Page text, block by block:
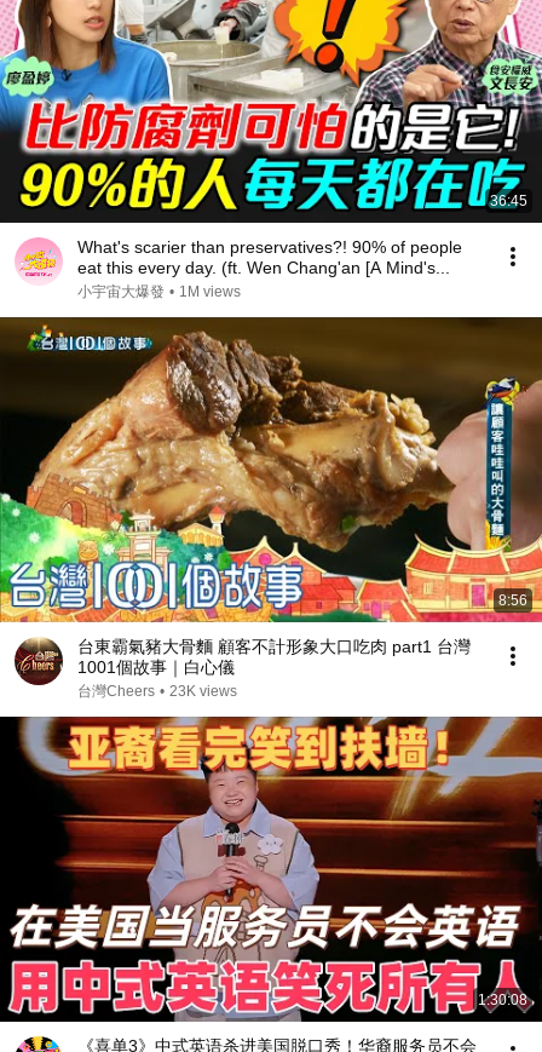
36:45
What's scarier than preservatives?! 90% of people
eat this every day. (ft. Wen Chang'an [A Mind's...
小宇宙大爆發 • 1M views
8:56
台東霸氣豬大骨麵 顧客不計形象大口吃肉 part1 台灣
1001個故事｜白心儀
台灣Cheers • 23K views
1:30:08
《喜单3》中式英语杀进美国脱口秀！华裔服务员不会